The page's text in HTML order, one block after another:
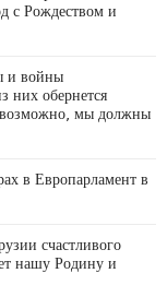
с Рождеством и
и войны
них обернется
возможно, мы должны
в Европарламент в
счастливого
нашу Родину и